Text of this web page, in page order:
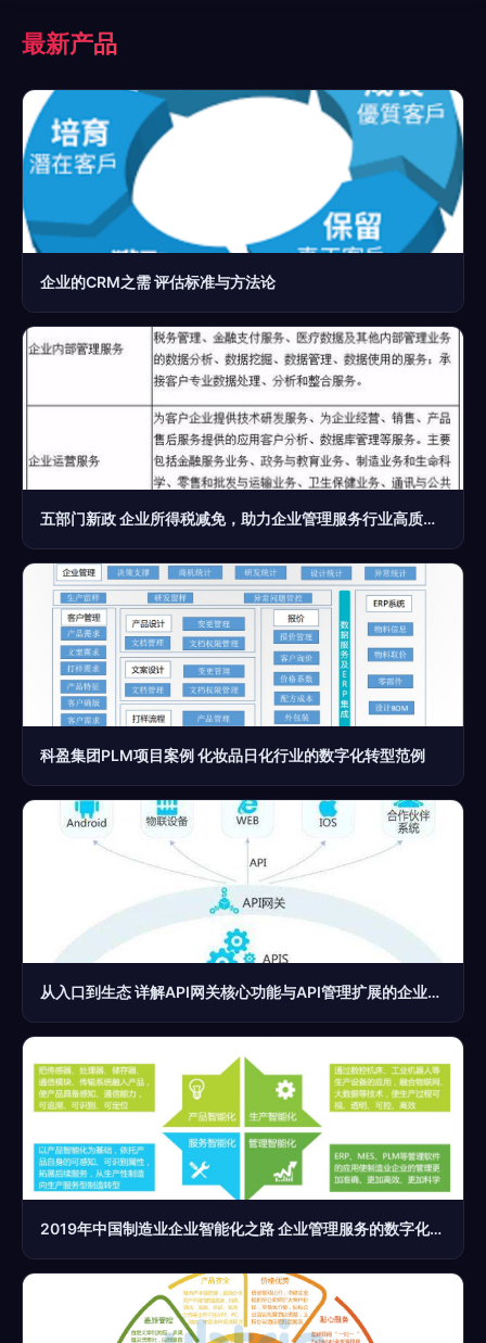
最新产品
企业的CRM之需 评估标准与方法论
五部门新政 企业所得税减免，助力企业管理服务行业高质量发展
科盈集团PLM项目案例 化妆品日化行业的数字化转型范例
从入口到生态 详解API网关核心功能与API管理扩展的企业服务路径
2019年中国制造业企业智能化之路 企业管理服务的数字化赋能与进化